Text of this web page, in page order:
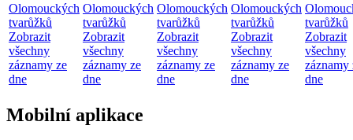
Olomouckých
tvarůžků
Zobrazit
všechny
záznamy ze
dne
Olomouckých
tvarůžků
Zobrazit
všechny
záznamy ze
dne
Olomouckých
tvarůžků
Zobrazit
všechny
záznamy ze
dne
Olomouckých
tvarůžků
Zobrazit
všechny
záznamy ze
dne
tvarůžků
Zobrazit
všechny
záznamy
dne
Mobilní aplikace